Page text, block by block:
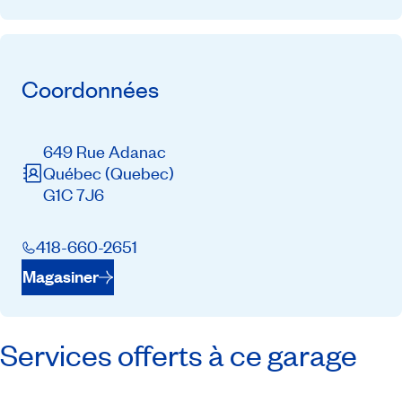
Coordonnées
649 Rue Adanac
Québec (Quebec)
G1C 7J6
418-660-2651
Magasiner
Services offerts à ce garage